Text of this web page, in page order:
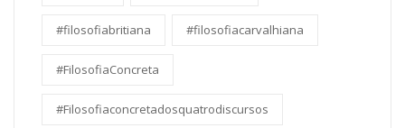
#filosofiabritiana #filosofiacarvalhiana
#FilosofiaConcreta
#Filosofiaconcretadosquatrodiscursos